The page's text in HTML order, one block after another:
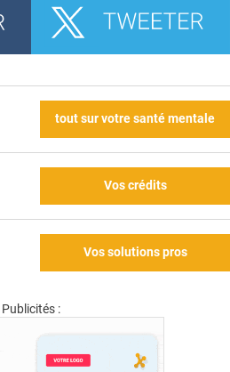
tout sur votre santé mentale
Vos crédits
Vos solutions pros
Publicités :